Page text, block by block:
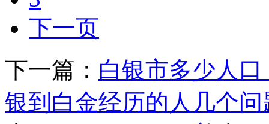
下一页
下一篇： 白银市多少人
银到白金经历的人几个问